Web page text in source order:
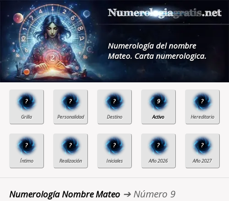
Numerología del nombre
Mateo. Carta numerologica.
? ? ? 9 ?
? ? ? ? ?
Numerología Nombre Mateo➔ Número 9